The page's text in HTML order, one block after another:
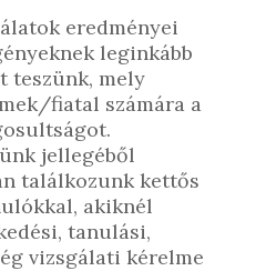
eredményei
leginkább
teszünk, mely
fiatal számára a
jellegéből
találkozunk kettős
akiknél
tanulási,
vizsgálati kérelme